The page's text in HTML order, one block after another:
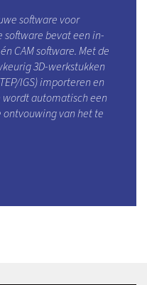
software voor
software bevat een in-
CAM software. Met de
3D-werkstukken
IGS) importeren en
wordt automatisch een
van het te